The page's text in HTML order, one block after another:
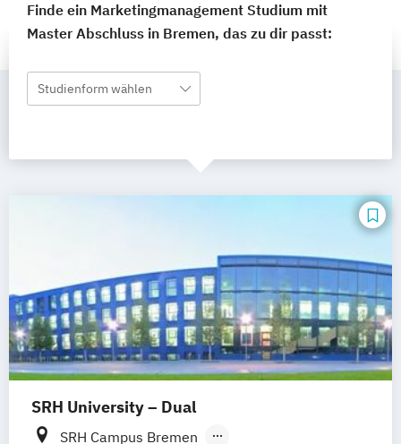
Finde ein Marketingmanagement Studium mit
Master Abschluss in Bremen, das zu dir passt:
Studienform wählen
SRH University – Dual
SRH Campus Bremen